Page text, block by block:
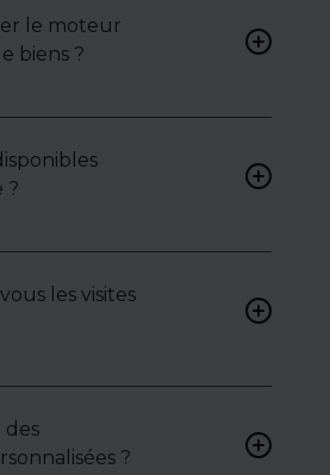
le moteur
biens ?
liste de
?
:
pour y
les visites
chaque bien
en
ou
des
?